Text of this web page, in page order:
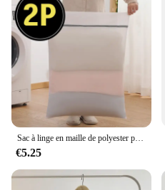
Sac à linge en maille de polyester pour machine à laver, sac de soutien-gorge en maille pour machine à laver, vêtements de soutien-gorge pour femme, boîte Kentucky, grand, extra large, 2P
€5.25